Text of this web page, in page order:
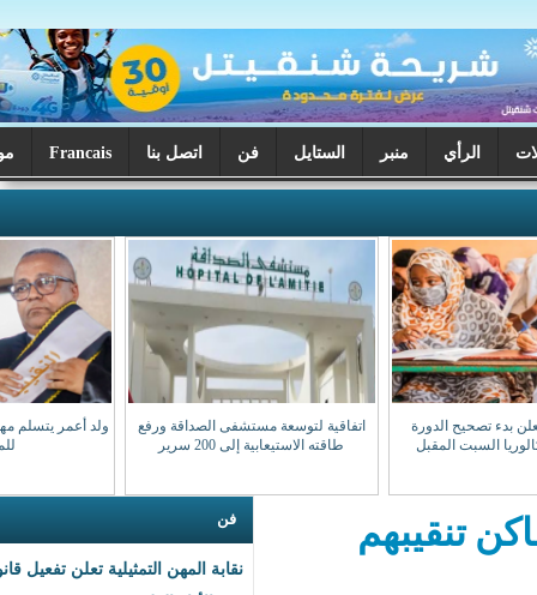
الستايل فن اتصل بنا Francais موريتانيا اليوم
اتفاقية لتوسعة مستشفى الصداقة ورفع
طاقته الاستيعابية إلى 200 سرير
ولد أعمر يتسلم مهامه نقيبا للهيئة الوطنية
نقابة المهن التمثيلية تعلن تفعيل قانون